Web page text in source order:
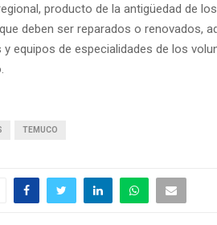
producto de la antigüedad de
deben ser reparados o renovados,
equipos de especialidades de los
TEMUCO